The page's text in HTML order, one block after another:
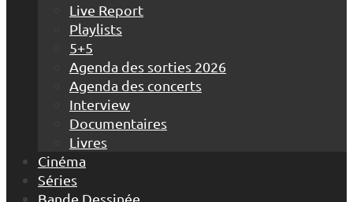
Live Report
Playlists
5+5
Agenda des sorties 2026
Agenda des concerts
Interview
Documentaires
Livres
Cinéma
Séries
Bande Dessinée